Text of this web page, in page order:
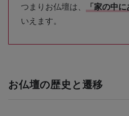
つまりお仏壇は、
「家の中
いえます。
お仏壇の歴史と遷移